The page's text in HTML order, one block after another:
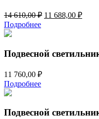
14 610,00₽ Первоначальная
610,00 ₽.
11 688,00 ₽
Подробнее
Подвесной
11 760,00 ₽
Подробнее
Подвесной